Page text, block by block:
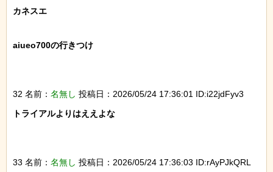
カネスエ
aiueo700の行きつけ
32 名前： 名無し 投稿日：2026/05/24 17:36:01 ID:i22jdFyv3
トライアルよりはええよな
33 名前： 名無し 投稿日：2026/05/24 17:36:03 ID:rAyPJkQRL